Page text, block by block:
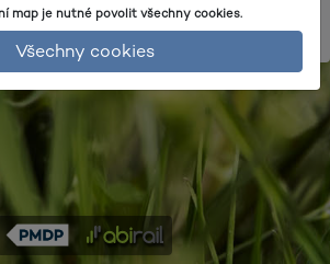
map je nutné povolit všechny cookies.
Všechny cookies
Další parametry